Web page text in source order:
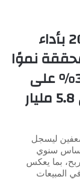
«إيديتا» تستهل عام 2026 بأداء
نموًا
في الإيرادات بنسبة 34.7% على
أساس سنوي لتصل إلى 5.8 مليار
ليسجل
108.1% على أساس سنوي
بما يعكس
المبيعات